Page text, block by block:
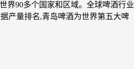
界90多个国家和区域。全球啤酒行业
产量排名,青岛啤酒为世界第五大啤